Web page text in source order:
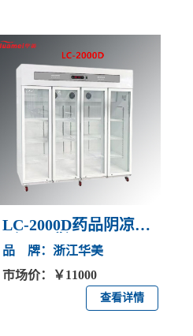
LC-2000D药品阴凉箱
（1200升）
品 牌：浙江华美
市场价：￥11000
查看详情